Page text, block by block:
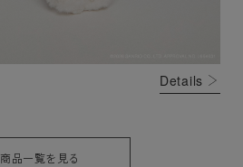
Details
商品一覧を見る